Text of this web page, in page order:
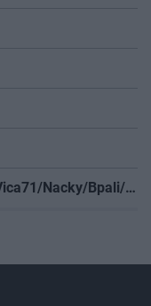
Toka Club/Labanc/Laruska/Vica71/Nacky/Bpali/Oldrider/Josefernando/Mcbull/Kawaszabi